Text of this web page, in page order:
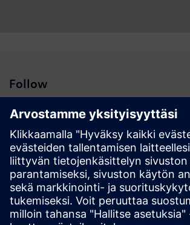
Follow
Hakutulokset | Yhtiö | Siemens
© Siemens 1996 – 2026
Corporate Information